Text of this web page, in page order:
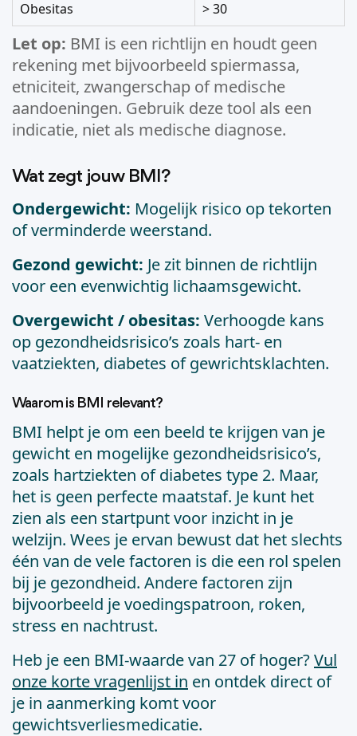
Obesitas
> 30
Let op: BMI is een richtlijn en houdt geen
rekening met bijvoorbeeld spiermassa,
etniciteit, zwangerschap of medische
aandoeningen. Gebruik deze tool als een
indicatie, niet als medische diagnose.
Wat zegt jouw BMI?
Ondergewicht: Mogelijk risico op tekorten
of verminderde weerstand.
Gezond gewicht: Je zit binnen de richtlijn
voor een evenwichtig lichaamsgewicht.
Overgewicht / obesitas: Verhoogde kans
op gezondheidsrisico’s zoals hart- en
vaatziekten, diabetes of gewrichtsklachten.
Waarom is BMI relevant?
BMI helpt je om een beeld te krijgen van je
gewicht en mogelijke gezondheidsrisico’s,
zoals hartziekten of diabetes type 2. Maar,
het is geen perfecte maatstaf. Je kunt het
zien als een startpunt voor inzicht in je
welzijn. Wees je ervan bewust dat het slechts
één van de vele factoren is die een rol spelen
bij je gezondheid. Andere factoren zijn
bijvoorbeeld je voedingspatroon, roken,
stress en nachtrust.
Heb je een BMI-waarde van 27 of hoger?Vul
onze korte vragenlijst in en ontdek direct of
je in aanmerking komt voor
gewichtsverliesmedicatie.